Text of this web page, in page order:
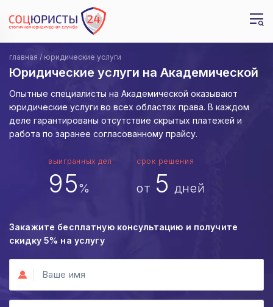
главная юридические услуги
Юридические услуги на Академической
Опытные специалисты на Академической оказывают
юридические услуги во всех областях права. В каждом
деле гарантированы отсутствие скрытых платежей и
работа по заранее согласованному прайсу.
выигранных дел
95%
срок решения
от 5 дней
Закажите бесплатную консультацию и получите
скидку 5% на услугу
Срочно
Пока не ясно, требуется ли вообще
Да, но мне не помогли Да, но ищу лучшие условия
Нет
Утром, с 9 до 12 Днем, с 12 до 18
Вечером, с 18 до 22 В течении дня с 9 до 22
Далее
Отправить